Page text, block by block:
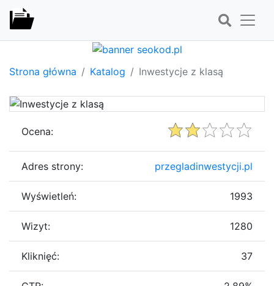
Strona główna Katalog Inwestycje z klasą
Ocena:
Adres strony: przegladinwestycji.pl
Wyświetleń: 1993
Wizyt: 1280
Kliknięć: 37